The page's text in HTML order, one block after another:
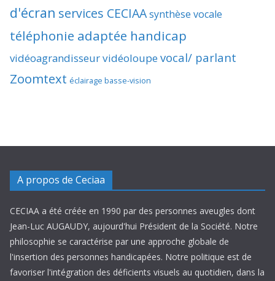
d'écran services CECIAAsynthèse vocale
téléphonie adaptée handicap
vidéoagrandisseurvidéoloupevocal/ parlant
Zoomtext éclairage basse-vision
A propos de Ceciaa
CECIAA a été créée en 1990 par des personnes aveugles dont
Jean-Luc AUGAUDY, aujourd'hui Président de la Société. Notre
philosophie se caractérise par une approche globale de
l'insertion des personnes handicapées. Notre politique est de
favoriser l'intégration des déficients visuels au quotidien, dans la